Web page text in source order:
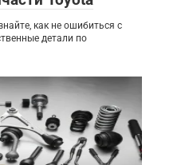
как не ошибиться с
детали по